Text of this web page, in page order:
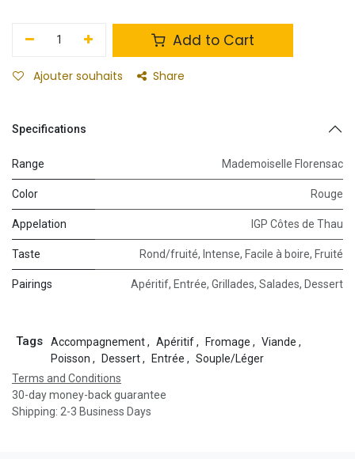
Add to Cart
Ajouter souhaits Share
Specifications
Range Mademoiselle Florensac
Color Rouge
Appelation IGP Côtes de Thau
Taste Rond/fruité, Intense, Facile à boire, Fruité
Pairings Apéritif, Entrée, Grillades, Salades, Dessert
Tags Accompagnement, Apéritif, Fromage , Viande ,
Poisson , Dessert, Entrée , Souple/Léger
Terms and Conditions
30-day money-back guarantee
Shipping: 2-3 Business Days